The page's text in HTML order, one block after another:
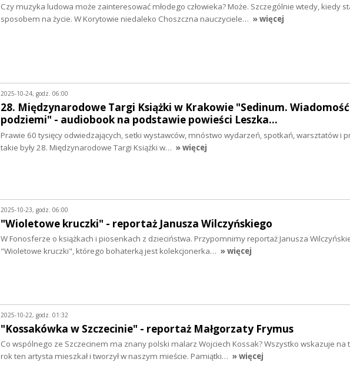
Czy muzyka ludowa może zainteresować młodego człowieka? Może. Szczególnie wtedy, kiedy
sposobem na życie. W Korytowie niedaleko Choszczna nauczyciele… » więcej
2025-10-24, godz. 06:00
28. Międzynarodowe Targi Książki w Krakowie "Sedinum.
podziemi" - audiobook na podstawie powieści Leszka…
Prawie 60 tysięcy odwiedzających, setki wystawców, mnóstwo wydarzeń, spotkań, warsztatów i
takie były 28. Międzynarodowe Targi Książki w… » więcej
2025-10-23, godz. 06:00
"Wioletowe kruczki" - reportaż Janusza Wilczyńskiego
W Fonosferze o książkach i piosenkach z dzieciństwa. Przypomnimy reportaż Janusza
"Wioletowe kruczki", którego bohaterką jest kolekcjonerka… » więcej
2025-10-22, godz. 01:32
"Kossakówka w Szczecinie" - reportaż Małgorzaty Frymus
Co wspólnego ze Szczecinem ma znany polski malarz Wojciech Kossak? Wszystko wskazuje na
rok ten artysta mieszkał i tworzył w naszym mieście. Pamiątki… » więcej